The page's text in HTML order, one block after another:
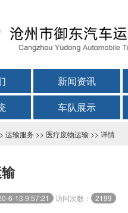
新闻资讯
车队展示
运输服务 >> 医疗废物运输 >> 详情
6-13 9:57:21 访问次数： 2199